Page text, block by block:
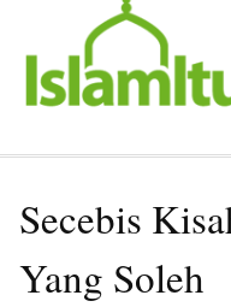
Secebis
Yang Soleh